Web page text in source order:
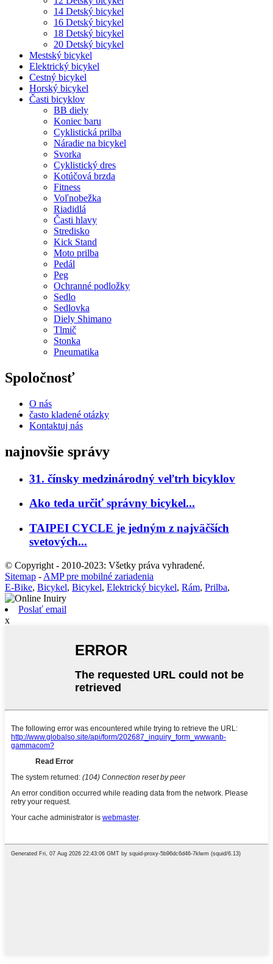
14 Detský bicykel
16 Detský bicykel
18 Detský bicykel
20 Detský bicykel
Mestský bicykel
Elektrický bicykel
Cestný bicykel
Horský bicykel
Časti bicyklov
BB diely
Koniec baru
Cyklistická prilba
Náradie na bicykel
Svorka
Cyklistický dres
Kotúčová brzda
Fitness
Voľnobežka
Riadidlá
Časti hlavy
Stredisko
Kick Stand
Moto prilba
Pedál
Peg
Ochranné podložky
Sedlo
Sedlovka
Diely Shimano
Tlmič
Stonka
Pneumatika
Spoločnosť
O nás
často kladené otázky
Kontaktuj nás
najnovšie správy
31. čínsky medzinárodný veľtrh bicyklov
Ako teda určiť správny bicykel...
TAIPEI CYCLE je jedným z najväčších
svetových...
© Copyright - 2010-2023: Všetky práva vyhradené.
Sitemap - AMP pre mobilné zariadenia
E-Bike, Bicykel, Bicykel, Elektrický bicykel, Rám, Prilba,
Poslať email
x